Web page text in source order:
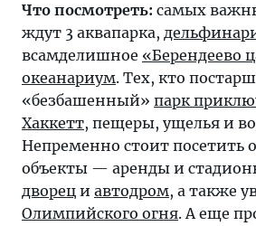
Что посмотреть: самых
ждут 3 аквапарка,
всамделишное «Берендеево
океанариум. Тех, кто
«безбашенный» парк
Хаккетт, пещеры, ущелья и
Непременно стоит посетить
объекты — аренды и
дворец и автодром, а также
Олимпийского огня. А еще